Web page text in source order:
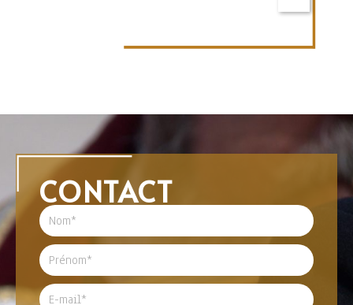
CONTACT